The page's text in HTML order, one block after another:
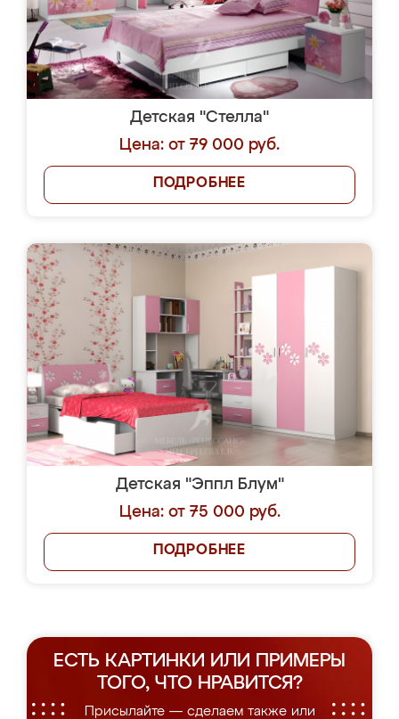
Детская "Стелла"
Цена: от 79 000 руб.
ПОДРОБНЕЕ
Детская "Эппл Блум"
Цена: от 75 000 руб.
ПОДРОБНЕЕ
ЕСТЬ КАРТИНКИ ИЛИ ПРИМЕРЫ
ТОГО, ЧТО НРАВИТСЯ?
Присылайте — сделаем также или